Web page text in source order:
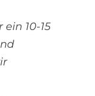
10-15